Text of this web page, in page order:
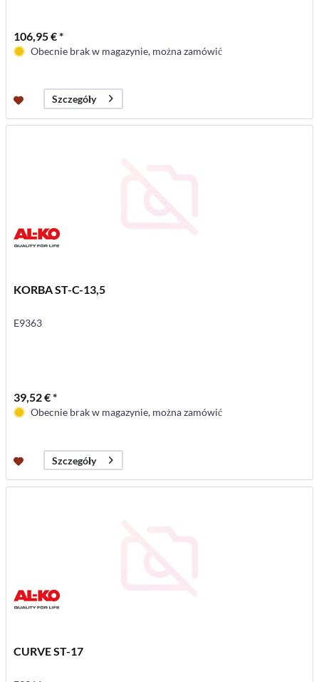
106,95 € *
Obecnie brak w magazynie, można zamówić
Szczegóły
KORBA ST-C-13,5
E9363
39,52 € *
Obecnie brak w magazynie, można zamówić
Szczegóły
CURVE ST-17